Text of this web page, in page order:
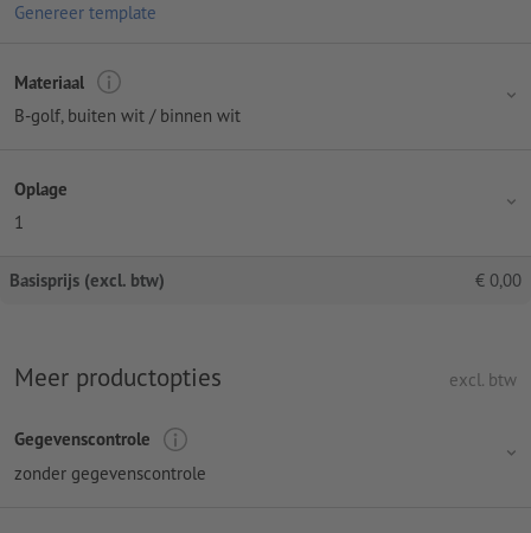
Genereer template
Materiaal
B-golf, buiten wit / binnen wit
Oplage
1
Basisprijs (excl. btw) € 0,00
Meer productopties excl. btw
Gegevenscontrole
zonder gegevenscontrole